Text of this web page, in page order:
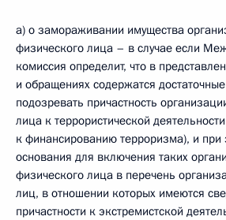
а) о замораживании имущества
физического лица – в случае если
комиссия определит, что в
и обращениях содержатся
подозревать причастность
лица к террористической
к финансированию терроризма), и при
основания для включения таких
физического лица в перечень
лиц, в отношении которых имеются
причастности к экстремистской